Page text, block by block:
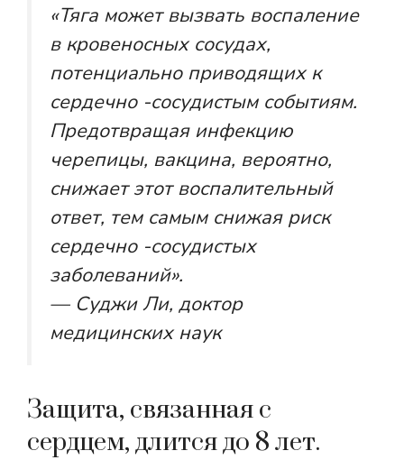
«Тяга может вызвать воспаление
в кровеносных сосудах,
потенциально приводящих к
сердечно -сосудистым событиям.
Предотвращая инфекцию
черепицы, вакцина, вероятно,
снижает этот воспалительный
ответ, тем самым снижая риск
сердечно -сосудистых
заболеваний».
— Суджи Ли, доктор
медицинских наук
Защита, связанная с
сердцем, длится до 8 лет.